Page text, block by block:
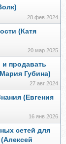
28 фев 2024
(Катя
20 мар 2025
и продавать
Губина)
27 авг 2024
(Евгения
16 янв 2026
сетей для